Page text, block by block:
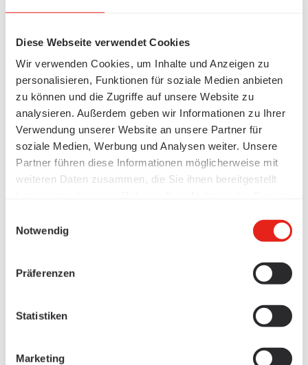
Diese Webseite verwendet Cookies
Wir verwenden Cookies, um Inhalte und Anzeigen zu
personalisieren, Funktionen für soziale Medien anbieten
zu können und die Zugriffe auf unsere Website zu
analysieren. Außerdem geben wir Informationen zu Ihrer
Verwendung unserer Website an unsere Partner für
soziale Medien, Werbung und Analysen weiter. Unsere
Partner führen diese Informationen möglicherweise mit
weiteren Daten zusammen, die Sie ihnen bereitgestellt
Notwendig
Präferenzen
Statistiken
Marketing